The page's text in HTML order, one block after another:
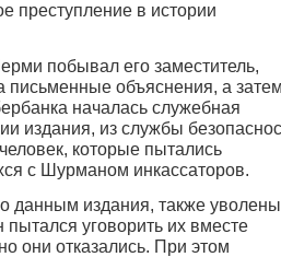
преступление в истории
побывал его заместитель,
письменные объяснения, а
началась служебная
издания, из службы
которые пытались
с Шурманом инкассаторов.
данным издания, также
уговорить их вместе
они отказались. При этом